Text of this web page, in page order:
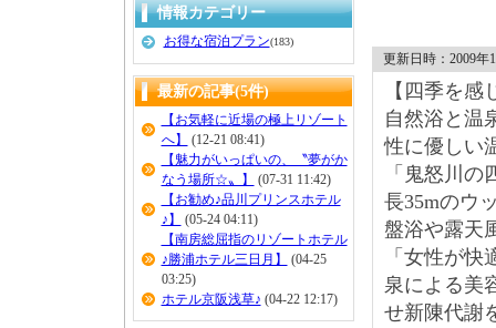
情報カテゴリー
お得な宿泊プラン(183)
最新の記事(5件)
【お気軽に近場の極上リゾート
へ】
(12-21 08:41)
【魅力がいっぱいの、〝夢がか
なう場所☆〟】
(07-31 11:42)
【お勧め♪品川プリンスホテル
♪】
(05-24 04:11)
【南房総屈指のリゾートホテル
♪勝浦ホテル三日月】
(04-25
03:25)
ホテル京阪浅草♪ (04-22 12:17)
更新日時：2009年
【四季を
自然浴と温
性に優しい
「鬼怒川
長35mのウ
盤浴や露天
「女性が
泉による美
せ新陳代謝